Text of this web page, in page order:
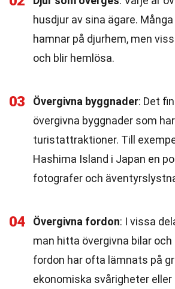
husdjur av sina ägare.
hamnar på djurhem, men
och blir hemlösa.
03 Övergivna byggnader: Det
övergivna byggnader som
turistattraktioner. Till
Hashima Island i Japan en
fotografer och
04 Övergivna fordon: I vissa
man hitta övergivna bilar och
fordon har ofta lämnats på
ekonomiska svårigheter